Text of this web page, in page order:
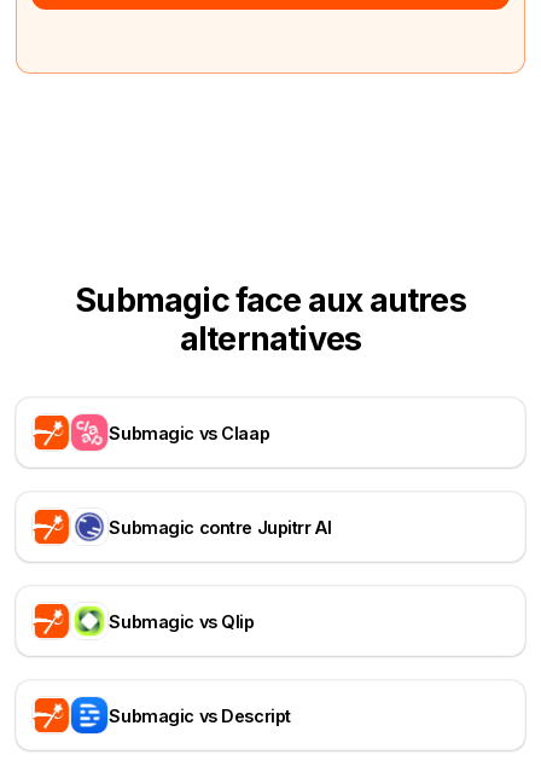
Submagic face aux autres
alternatives
Submagic vs Claap
Submagic contre Jupitrr AI
Submagic vs Qlip
Submagic vs Descript